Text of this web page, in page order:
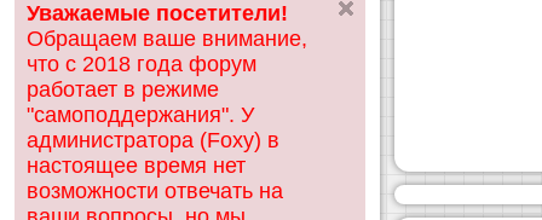
Уважаемые посетители!
Обращаем ваше внимание,
что с 2018 года форум
работает в режиме
"самоподдержания". У
администратора (Foxy) в
настоящее время нет
возможности отвечать на